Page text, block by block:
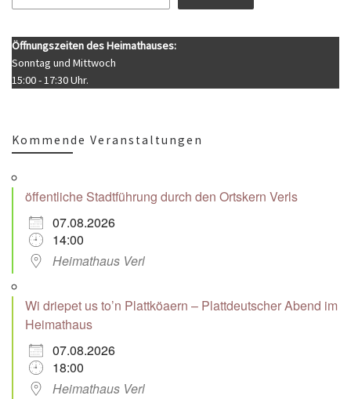
Öffnungszeiten des Heimathauses:
Sonntag und Mittwoch
15:00 - 17:30 Uhr.
Kommende Veranstaltungen
öffentliche Stadtführung durch den Ortskern Verls
07.08.2026
14:00
Heimathaus Verl
Wi driepet us to’n Plattköaern – Plattdeutscher Abend im
Heimathaus
07.08.2026
18:00
Heimathaus Verl